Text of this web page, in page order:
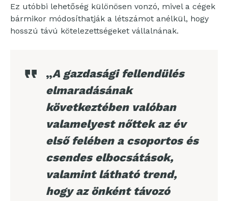
Ez utóbbi lehetőség különösen vonzó, mivel a cégek
bármikor módosíthatják a létszámot anélkül, hogy
hosszú távú kötelezettségeket vállalnának.
„A gazdasági fellendülés
elmaradásának
következtében valóban
valamelyest nőttek az év
első felében a csoportos és
csendes elbocsátások,
valamint látható trend,
hogy az önként távozó